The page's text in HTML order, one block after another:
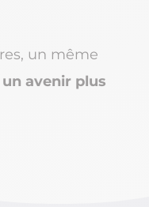
un même
avenir plus